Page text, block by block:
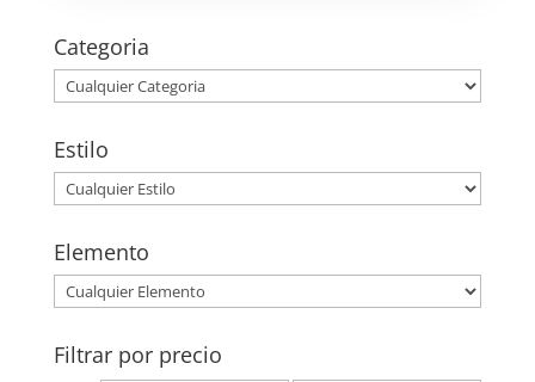
Categoria
Estilo
Elemento
Filtrar por precio